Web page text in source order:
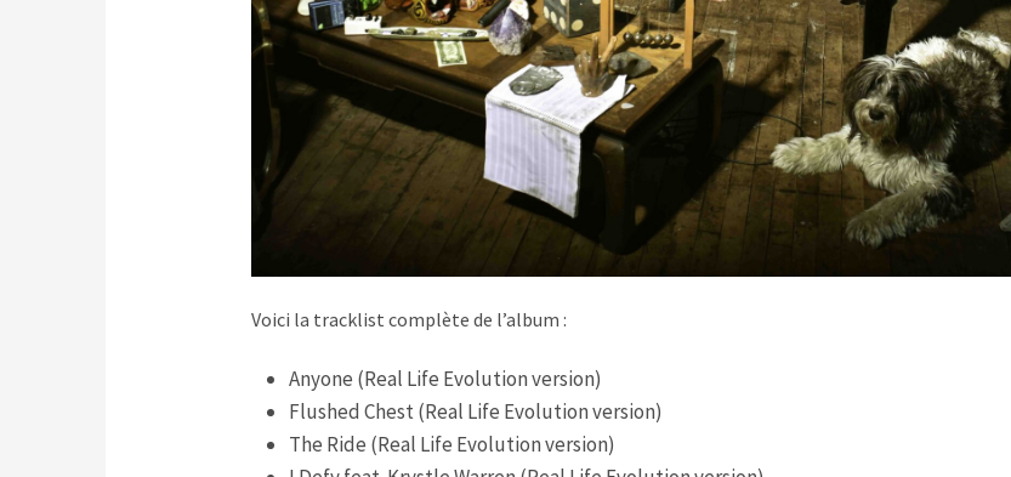
Voici la tracklist complète de l’album :
Anyone (Real Life Evolution version)
Flushed Chest (Real Life Evolution version)
The Ride (Real Life Evolution version)